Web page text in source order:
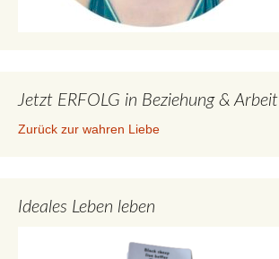
Jetzt ERFOLG in Beziehung & Arbeit
Zurück zur wahren Liebe
Ideales Leben leben